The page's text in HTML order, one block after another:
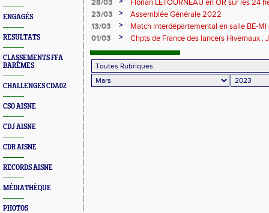
ENGAGÉS
RESULTATS
CLASSEMENTS FFA
BARÊMES
CHALLENGES CDA02
CSO AISNE
CDJ AISNE
CDR AISNE
RECORDS AISNE
MÉDIATHÈQUE
PHOTOS
28/03
Florian LETOURNEAU en OR sur les 24
23/03
>
Assemblée Générale 2022
13/03
>
Match interdépartemental en salle BE-
01/03
>
Chpts de France des lancers Hivernaux :
salle THOMAS DARBONVILLE
longueur